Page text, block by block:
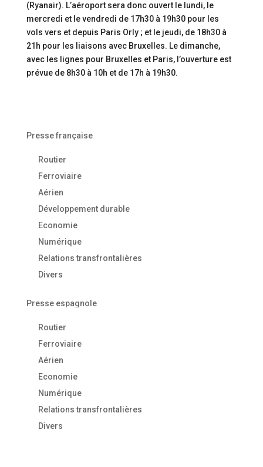
(Ryanair). L’aéroport sera donc ouvert le lundi, le
mercredi et le vendredi de 17h30 à 19h30 pour les
vols vers et depuis Paris Orly ; et le jeudi, de 18h30 à
21h pour les liaisons avec Bruxelles. Le dimanche,
avec les lignes pour Bruxelles et Paris, l’ouverture est
prévue de 8h30 à 10h et de 17h à 19h30.
Presse française
Routier
Ferroviaire
Aérien
Développement durable
Economie
Numérique
Relations transfrontalières
Divers
Presse espagnole
Routier
Ferroviaire
Aérien
Economie
Numérique
Relations transfrontalières
Divers